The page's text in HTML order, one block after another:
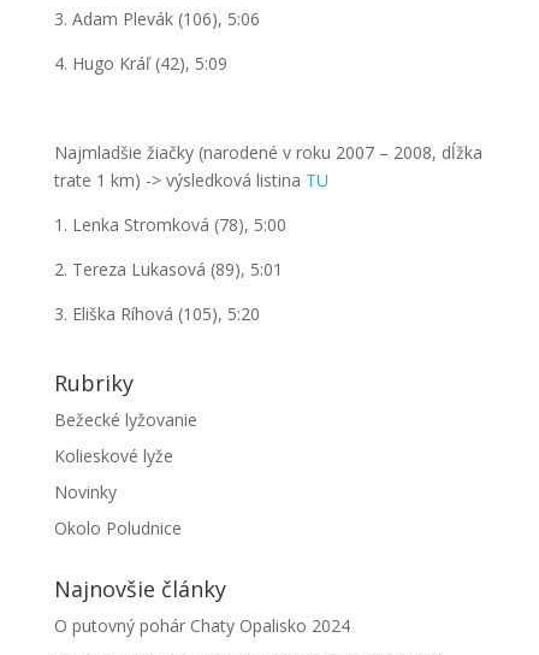
3. Adam Plevák (106), 5:06
4. Hugo Kráľ (42), 5:09
Najmladšie žiačky (narodené v roku 2007 – 2008, dĺžka
trate 1 km) -> výsledková listina TU
1. Lenka Stromková (78), 5:00
2. Tereza Lukasová (89), 5:01
3. Eliška Ríhová (105), 5:20
Rubriky
Bežecké lyžovanie
Kolieskové lyže
Novinky
Okolo Poludnice
Najnovšie články
O putovný pohár Chaty Opalisko 2024